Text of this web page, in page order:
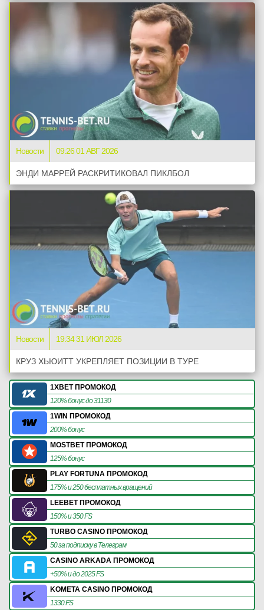
Новости 09:26 01 АВГ 2026
ЭНДИ МАРРЕЙ РАСКРИТИКОВАЛ ПИКЛБОЛ
Новости 19:34 31 ИЮЛ 2026
КРУЗ ХЬЮИТТ УКРЕПЛЯЕТ ПОЗИЦИИ В ТУРЕ
1XBET ПРОМОКОД
120% бонус до 31130
1WIN ПРОМОКОД
200% бонус
MOSTBET ПРОМОКОД
125% бонус
PLAY FORTUNA ПРОМОКОД
175% и 250 бесплатных вращений
LEEBET ПРОМОКОД
150% и 350 FS
TURBO CASINO ПРОМОКОД
50 за подписку в Телеграм
CASINO ARKADA ПРОМОКОД
+50% и до 2025 FS
KOMETA CASINO ПРОМОКОД
1330 FS